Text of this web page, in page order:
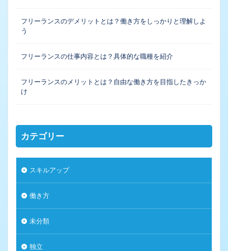
フリーランスのデメリットとは？働き方をしっかりと理解しよ
う
フリーランスの仕事内容とは？具体的な職種を紹介
フリーランスのメリットとは？自由な働き方を目指したきっか
け
カテゴリー
スキルアップ
働き方
未分類
独立